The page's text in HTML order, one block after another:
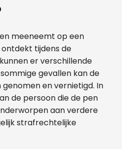
meeneemt op een
tijdens de
er verschillende
gevallen kan de
en vernietigd. In
de persoon die de pen
aan verdere
strafrechtelijke